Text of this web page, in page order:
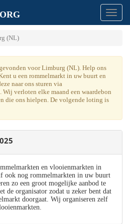
(NL)
voor Limburg (NL). Help ons
u een rommelmarkt in uw buurt en
naar ons sturen via
verloten elke maand een waardebon
die ons hielpen. De volgende loting is
en vlooienmarkten in
ook nog rommelmarkten in uw buurt
zo een groot mogelijke aanbod te
de organisator zodat u zeker bent dat
doorgaat. Wij organiseren zelf